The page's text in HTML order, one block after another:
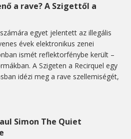
a rave? A Szigettől a
egyet jelentett az illegális
évek elektronikus zenei
ismét reflektorfénybe került –
A Szigeten a Recirquel egy
idézi meg a rave szellemiségét,
Simon The Quiet